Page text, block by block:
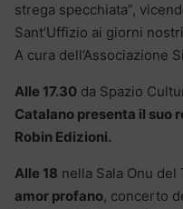
strega specchiata”,
Sant’Uffizio ai giorni
A cura dell’Associazione
Alle 17.30 da Spazio
Catalano presenta il suo
Robin Edizioni.
Alle 18 nella Sala Onu del
amor profano, concerto